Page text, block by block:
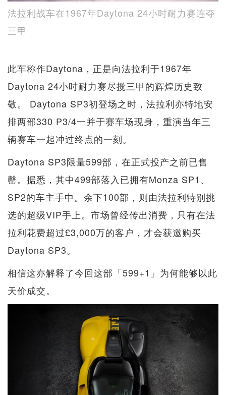
法拉利战车在1967年Daytona 24小时耐力赛连夺
三甲
此车称作Daytona，正是向法拉利于1967年
Daytona 24小时耐力赛尽揽三甲的辉煌历史致
敬。 Daytona SP3初登场之时，法拉利亦特地安
排两部330 P3/4一并于赛车场现身，重演当年三
辆赛车一起冲过终点的一刻。
Daytona SP3限量599部，在正式投产之前已售
罄。据悉，其中499部落入已拥有Monza SP1、
SP2的车主手中。余下100部，则由法拉利特别挑
选的超级VIP手上。市场曾经传出消费，只有在法
拉利花费超过£3,000万的客户，才会获邀购买
Daytona SP3。
相信这亦解释了今回这部「599+1」为何能够以此
天价成交。